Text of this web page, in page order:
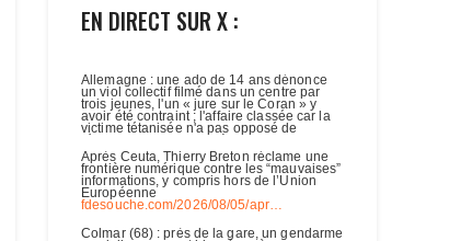
EN DIRECT SUR X :